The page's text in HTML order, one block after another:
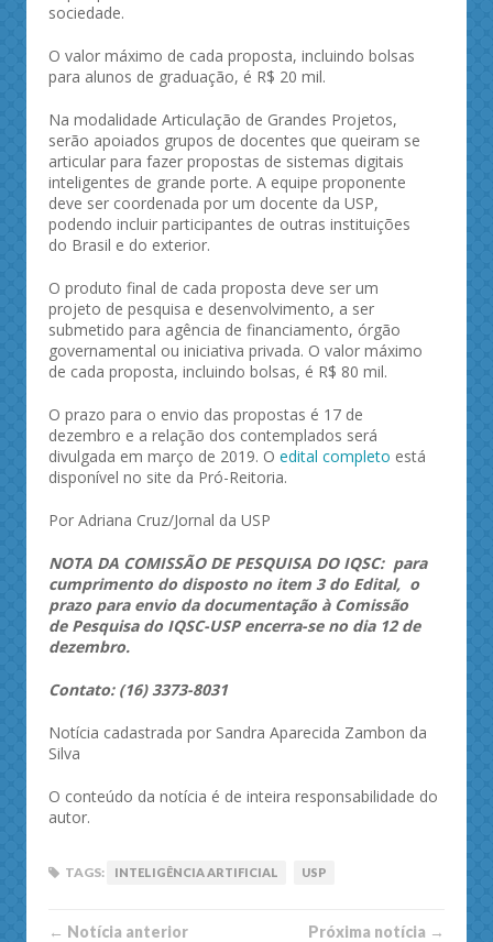
sociedade.
O valor máximo de cada proposta, incluindo bolsas
para alunos de graduação, é R$ 20 mil.
Na modalidade Articulação de Grandes Projetos,
serão apoiados grupos de docentes que queiram se
articular para fazer propostas de sistemas digitais
inteligentes de grande porte. A equipe proponente
deve ser coordenada por um docente da USP,
podendo incluir participantes de outras instituições
do Brasil e do exterior.
O produto final de cada proposta deve ser um
projeto de pesquisa e desenvolvimento, a ser
submetido para agência de financiamento, órgão
governamental ou iniciativa privada. O valor máximo
de cada proposta, incluindo bolsas, é R$ 80 mil.
O prazo para o envio das propostas é 17 de
dezembro e a relação dos contemplados será
divulgada em março de 2019. O edital completo está
disponível no site da Pró-Reitoria.
Por Adriana Cruz/Jornal da USP
NOTA DA COMISSÃO DE PESQUISA DO IQSC: para
cumprimento do disposto no item 3 do Edital, o
prazo para envio da documentação à Comissão
de Pesquisa do IQSC-USP encerra-se no dia 12 de
dezembro.
Contato: (16) 3373-8031
Notícia cadastrada por Sandra Aparecida Zambon da
Silva
O conteúdo da notícia é de inteira responsabilidade do
autor.
TAGS: INTELIGÊNCIA ARTIFICIAL USP
← Notí­cia anterior Próxima notí­­cia →